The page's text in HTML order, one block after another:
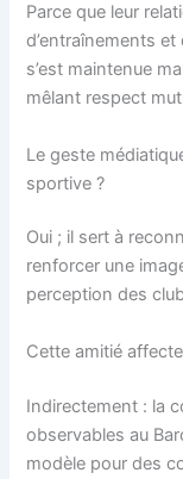
Parce que leur
d’entraînements et
s’est maintenue
mêlant respect
Le geste
sportive ?
Oui ; il sert à
renforcer une
perception des
Cette amitié
Indirectement : la
observables au
modèle pour des